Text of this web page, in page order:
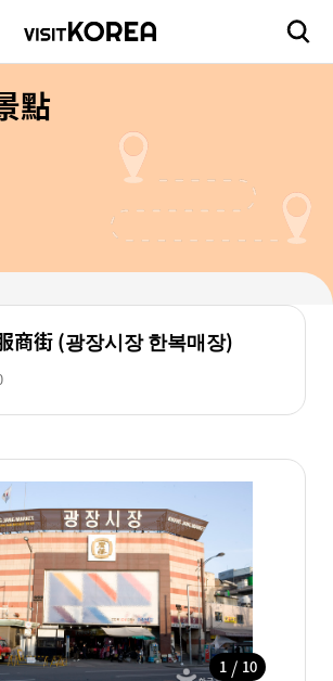
點
商街 (광장시장 한복매장)
1 / 10